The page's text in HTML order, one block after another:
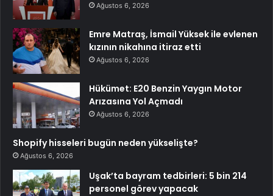
Ağustos 6, 2026
Emre Matraş, İsmail Yüksek ile evlenen
kızının nikahına itiraz etti
Ağustos 6, 2026
Hükümet: E20 Benzin Yaygın Motor
Arızasına Yol Açmadı
Ağustos 6, 2026
Shopify hisseleri bugün neden yükselişte?
Ağustos 6, 2026
Uşak’ta bayram tedbirleri: 5 bin 214
personel görev yapacak